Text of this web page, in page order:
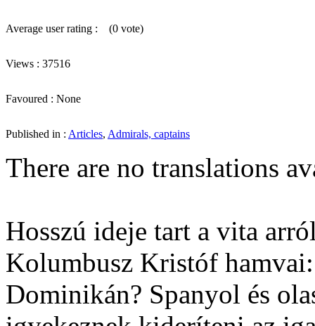
Average user rating : (0 vote)
Views : 37516
Favoured : None
Published in : Articles, Admirals, captains
There are no translations
Hosszú ideje tart a vita
Kolumbusz Kristóf
Dominikán? Spanyol és